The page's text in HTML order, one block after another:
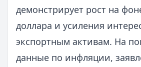
демонстрирует рост на
доллара и усиления
экспортным активам. На
данные по инфляции,